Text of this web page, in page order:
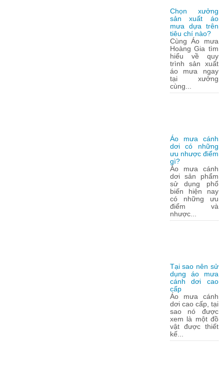
Chọn xưởng
sản xuất áo
mưa dựa trên
tiêu chí nào?
Cùng Áo mưa
Hoàng Gia tìm
hiểu về quy
trình sản xuất
áo mưa ngay
tại xưởng
cùng...
Áo mưa cánh
dơi có những
ưu nhược điểm
gì?
Áo mưa cánh
dơi sản phẩm
sử dụng phổ
biến hiện nay
có những ưu
điểm và
nhược...
Tại sao nên sử
dụng áo mưa
cánh dơi cao
cấp
Áo mưa cánh
dơi cao cấp, tại
sao nó được
xem là một đồ
vật được thiết
kế...